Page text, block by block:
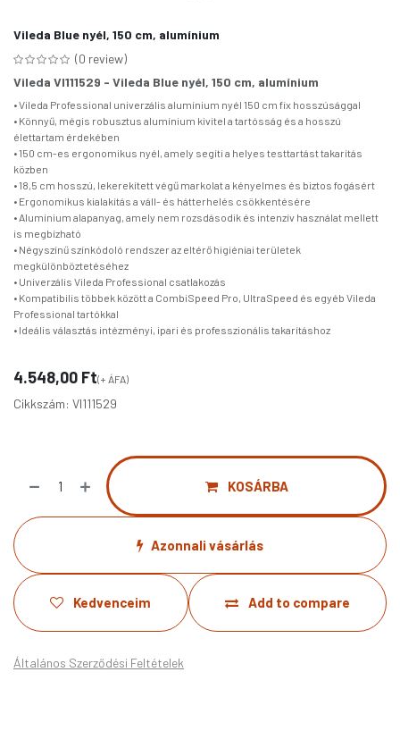
Vileda Blue nyél, 150 cm, alumínium
(0 review)
Vileda VI111529 - Vileda Blue nyél, 150 cm, alumínium
• Vileda Professional univerzális alumínium nyél 150 cm fix hosszúsággal
• Könnyű, mégis robusztus alumínium kivitel a tartósság és a hosszú
élettartam érdekében
• 150 cm-es ergonomikus nyél, amely segíti a helyes testtartást takarítás
közben
• 18,5 cm hosszú, lekerekített végű markolat a kényelmes és biztos fogásért
• Ergonomikus kialakítás a váll- és hátterhelés csökkentésére
• Alumínium alapanyag, amely nem rozsdásodik és intenzív használat mellett
is megbízható
• Négyszínű színkódoló rendszer az eltérő higiéniai területek
megkülönböztetéséhez
• Univerzális Vileda Professional csatlakozás
• Kompatibilis többek között a CombiSpeed Pro, UltraSpeed és egyéb Vileda
Professional tartókkal
• Ideális választás intézményi, ipari és professzionális takarításhoz
4.548,00 Ft(+ ÁFA)
Cikkszám: VI111529
KOSÁRBA
Azonnali vásárlás
Add to compare
Kedvenceim
Általános Szerződési Feltételek